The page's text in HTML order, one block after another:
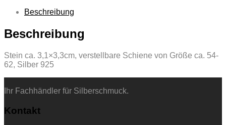
Beschreibung
Beschreibung
Stein ca. 3,1×3,3cm, verstellbare Schiene von Größe ca. 54-
62, Silber 925
Ihr Fachhändler für Silberschmuck.
Kontakt